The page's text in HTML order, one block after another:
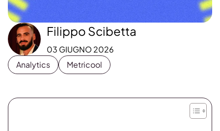
Filippo Scibetta
03 GIUGNO 2026
Analytics
Metricool